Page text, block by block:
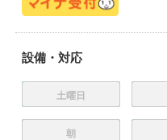
設備・対応
土曜日
朝